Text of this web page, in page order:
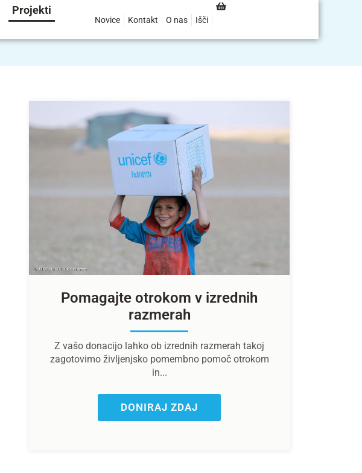
Projekti
Novice Kontakt O nas Išči
Pomagajte otrokom v izrednih
razmerah
Z vašo donacijo lahko ob izrednih razmerah takoj
zagotovimo življenjsko pomembno pomoč otrokom
in...
DONIRAJ ZDAJ